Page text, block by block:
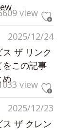
view
2025/12/24
ス ザ リンク
をこの記事
め
view
2025/12/23
ス ザ クレン